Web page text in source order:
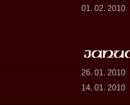
01. 02. 2010
26. 01. 2010
14. 01. 2010